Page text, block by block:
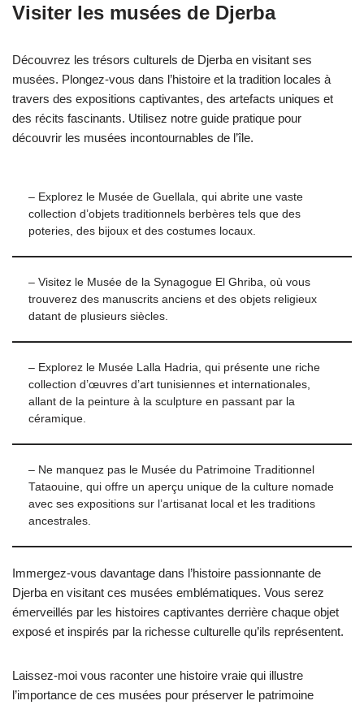
Visiter les musées de Djerba
Découvrez les trésors culturels de Djerba en visitant ses
musées. Plongez-vous dans l’histoire et la tradition locales à
travers des expositions captivantes, des artefacts uniques et
des récits fascinants. Utilisez notre guide pratique pour
découvrir les musées incontournables de l’île.
– Explorez le Musée de Guellala, qui abrite une vaste
collection d’objets traditionnels berbères tels que des
poteries, des bijoux et des costumes locaux.
– Visitez le Musée de la Synagogue El Ghriba, où vous
trouverez des manuscrits anciens et des objets religieux
datant de plusieurs siècles.
– Explorez le Musée Lalla Hadria, qui présente une riche
collection d’œuvres d’art tunisiennes et internationales,
allant de la peinture à la sculpture en passant par la
céramique.
– Ne manquez pas le Musée du Patrimoine Traditionnel
Tataouine, qui offre un aperçu unique de la culture nomade
avec ses expositions sur l’artisanat local et les traditions
ancestrales.
Immergez-vous davantage dans l’histoire passionnante de
Djerba en visitant ces musées emblématiques. Vous serez
émerveillés par les histoires captivantes derrière chaque objet
exposé et inspirés par la richesse culturelle qu’ils représentent.
Laissez-moi vous raconter une histoire vraie qui illustre
l’importance de ces musées pour préserver le patrimoine